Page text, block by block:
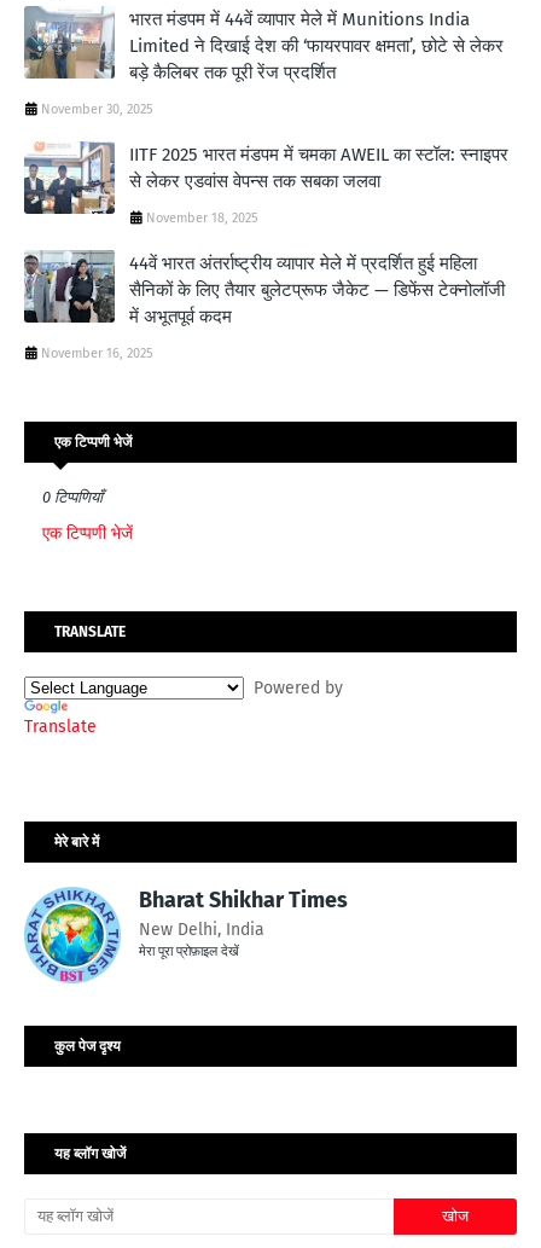
भारत मंडपम में 44वें व्यापार मेले में Munitions India
Limited ने दिखाई देश की ‘फायरपावर क्षमता’, छोटे से लेकर
बड़े कैलिबर तक पूरी रेंज प्रदर्शित
November 30, 2025
IITF 2025 भारत मंडपम में चमका AWEIL का स्टॉल: स्नाइपर
से लेकर एडवांस वेपन्स तक सबका जलवा
November 18, 2025
44वें भारत अंतर्राष्ट्रीय व्यापार मेले में प्रदर्शित हुई महिला
सैनिकों के लिए तैयार बुलेटप्रूफ जैकेट — डिफेंस टेक्नोलॉजी
में अभूतपूर्व कदम
November 16, 2025
एक टिप्पणी भेजें
0 टिप्पणियाँ
एक टिप्पणी भेजें
TRANSLATE
Powered by
Translate
मेरे बारे में
Bharat Shikhar Times
New Delhi, India
मेरा पूरा प्रोफ़ाइल देखें
कुल पेज दृश्य
यह ब्लॉग खोजें